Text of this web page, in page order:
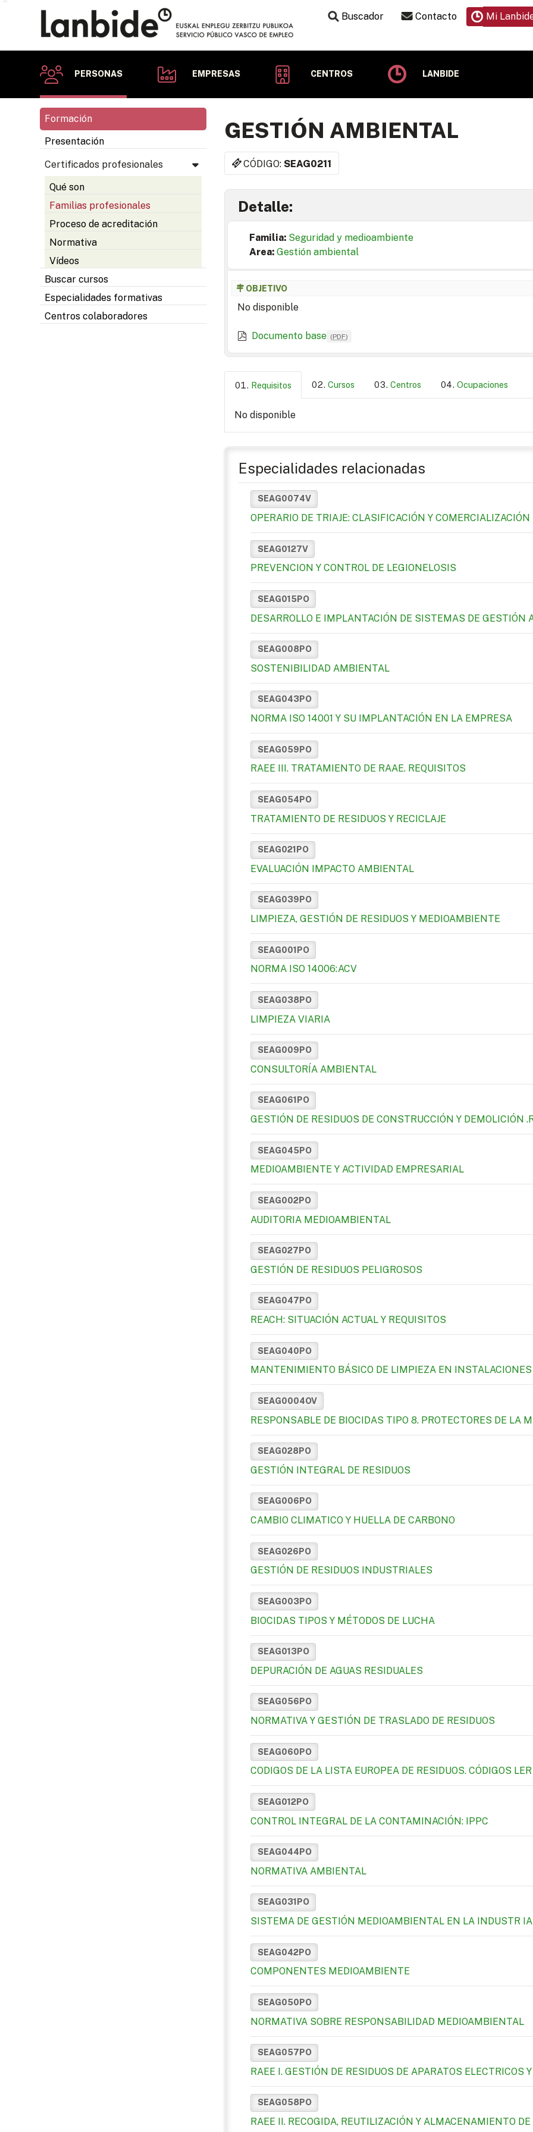
Buscador Contacto Mi
PERSONAS EMPRESAS CENTROS LANBIDE
Formación
Presentación
Certificados profesionales
Qué son
Familias profesionales
Proceso de acreditación
Normativa
Vídeos
Buscar cursos
Especialidades formativas
Centros colaboradores
GESTIÓN AMBIENTAL
CÓDIGO:SEAG0211
Detalle:
Familia: Seguridad y medioambiente
Area: Gestión ambiental
OBJETIVO
No disponible
Documento base (PDF)
Requisitos Cursos Centros Ocupaciones
No disponible
Especialidades relacionadas
SEAG0074V
OPERARIO DE TRIAJE: CLASIFICACIÓN Y
SEAG0127V
PREVENCION Y CONTROL DE LEGIONELOSIS
SEAG015PO
DESARROLLO E IMPLANTACIÓN DE SISTEMAS DE
SEAG008PO
SOSTENIBILIDAD AMBIENTAL
SEAG043PO
NORMA ISO 14001 Y SU IMPLANTACIÓN EN LA EMPRESA
SEAG059PO
RAEE III. TRATAMIENTO DE RAAE. REQUISITOS
SEAG054PO
TRATAMIENTO DE RESIDUOS Y RECICLAJE
SEAG021PO
EVALUACIÓN IMPACTO AMBIENTAL
SEAG039PO
LIMPIEZA, GESTIÓN DE RESIDUOS Y MEDIOAMBIENTE
SEAG001PO
NORMA ISO 14006:ACV
SEAG038PO
LIMPIEZA VIARIA
SEAG009PO
CONSULTORÍA AMBIENTAL
SEAG061PO
GESTIÓN DE RESIDUOS DE CONSTRUCCIÓN Y DEMOLICIÓN
SEAG045PO
MEDIOAMBIENTE Y ACTIVIDAD EMPRESARIAL
SEAG002PO
AUDITORIA MEDIOAMBIENTAL
SEAG027PO
GESTIÓN DE RESIDUOS PELIGROSOS
SEAG047PO
REACH: SITUACIÓN ACTUAL Y REQUISITOS
SEAG040PO
MANTENIMIENTO BÁSICO DE LIMPIEZA EN INSTALACIONES
SEAG0004OV
RESPONSABLE DE BIOCIDAS TIPO 8. PROTECTORES DE LA
SEAG028PO
GESTIÓN INTEGRAL DE RESIDUOS
SEAG006PO
CAMBIO CLIMATICO Y HUELLA DE CARBONO
SEAG026PO
GESTIÓN DE RESIDUOS INDUSTRIALES
SEAG003PO
BIOCIDAS TIPOS Y MÉTODOS DE LUCHA
SEAG013PO
DEPURACIÓN DE AGUAS RESIDUALES
SEAG056PO
NORMATIVA Y GESTIÓN DE TRASLADO DE RESIDUOS
SEAG060PO
CODIGOS DE LA LISTA EUROPEA DE RESIDUOS. CÓDIGOS LER
SEAG012PO
CONTROL INTEGRAL DE LA CONTAMINACIÓN: IPPC
SEAG044PO
NORMATIVA AMBIENTAL
SEAG031PO
SISTEMA DE GESTIÓN MEDIOAMBIENTAL EN LA INDUSTR IA
SEAG042PO
COMPONENTES MEDIOAMBIENTE
SEAG050PO
NORMATIVA SOBRE RESPONSABILIDAD MEDIOAMBIENTAL
SEAG057PO
RAEE I. GESTIÓN DE RESIDUOS DE APARATOS ELECTRICOS
SEAG058PO
RAEE II. RECOGIDA, REUTILIZACIÓN Y ALMACENAMIENTO